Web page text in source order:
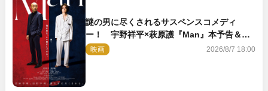
謎の男に尽くされるサスペンスコメディ
ー！ 宇野祥平×萩原護『Man』本予告＆新
ビジュアル解禁
映画 2026/8/7 18:00